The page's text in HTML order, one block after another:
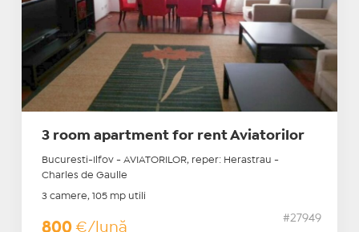
3 room apartment for rent Aviatorilor
Bucuresti-Ilfov - AVIATORILOR, reper: Herastrau -
Charles de Gaulle
3 camere, 105 mp utili
800 €/lună
#27949